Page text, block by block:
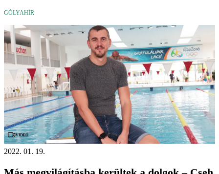
GÓLYAHÍR
Videó
2022. 01. 19.